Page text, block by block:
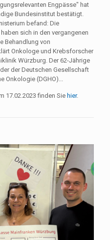
Engpässe" hat
Bundesinstitut bestätigt.
befand: Die
sich in den vergangenen
Behandlung von
Onkologe und Krebsforscher
Würzburg. Der 62-Jährige
der Deutschen Gesellschaft
(DGHO)...
17.02.2023 finden Sie hier.